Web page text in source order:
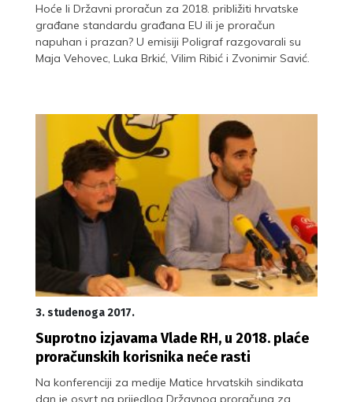
Hoće li Državni proračun za 2018. približiti hrvatske
građane standardu građana EU ili je proračun
napuhan i prazan? U emisiji Poligraf razgovarali su
Maja Vehovec, Luka Brkić, Vilim Ribić i Zvonimir Savić.
3. studenoga 2017.
Suprotno izjavama Vlade RH, u 2018. plaće
proračunskih korisnika neće rasti
Na konferenciji za medije Matice hrvatskih sindikata
dan je osvrt na prijedlog Državnog proračuna za